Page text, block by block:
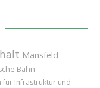
Mansfeld-
Bahn
für Infrastruktur und